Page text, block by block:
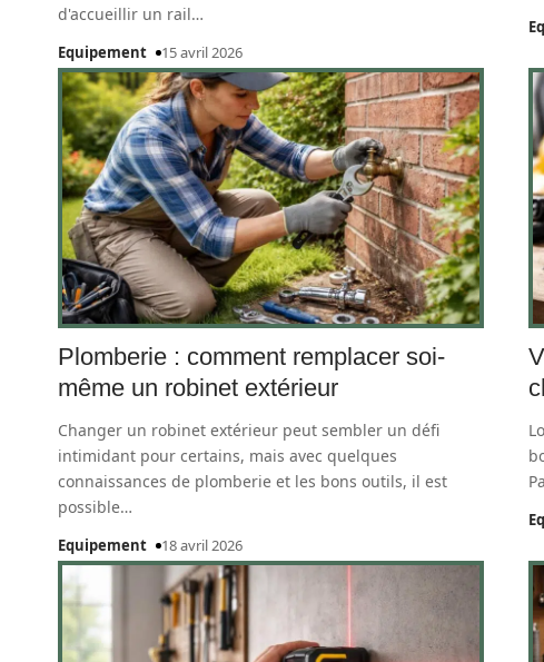
d'accueillir un rail…
Equipement 15 avril 2026
Plomberie : comment remplacer soi-
même un robinet extérieur
Changer un robinet extérieur peut sembler un défi
intimidant pour certains, mais avec quelques
connaissances de plomberie et les bons outils, il est
possible…
Equipement 18 avril 2026